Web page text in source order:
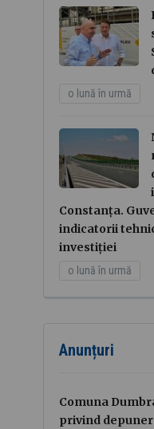
o lună în urmă
Constanța.
indicatorii
investiției
o lună în urmă
Anunțuri
Comuna
privind